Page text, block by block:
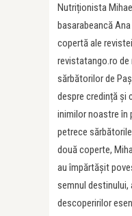
Nutriționista
basarabeancă
copertă ale
revistatango.ro de
sărbătorilor de
despre credință și
inimilor noastre în
petrece
două coperte,
au împărtășit
semnul destinului,
descoperirilor